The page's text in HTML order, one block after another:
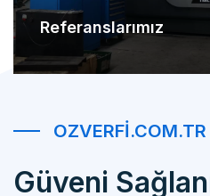
Güveni
Mutlu Müşteri